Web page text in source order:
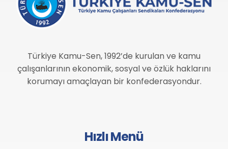
Türkiye Kamu-Sen, 1992’de kurulan ve kamu
çalışanlarının ekonomik, sosyal ve özlük haklarını
korumayı amaçlayan bir konfederasyondur.
Hızlı Menü